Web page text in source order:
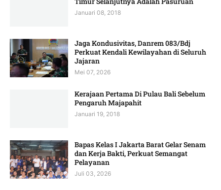
Januari 08, 2018
Jaga Kondusivitas, Danrem 083/Bdj
Perkuat Kendali Kewilayahan di Seluruh
Jajaran
Mei 07, 2026
Kerajaan Pertama Di Pulau Bali Sebelum
Pengaruh Majapahit
Januari 19, 2018
Bapas Kelas I Jakarta Barat Gelar Senam
dan Kerja Bakti, Perkuat Semangat
Pelayanan
Juli 03, 2026